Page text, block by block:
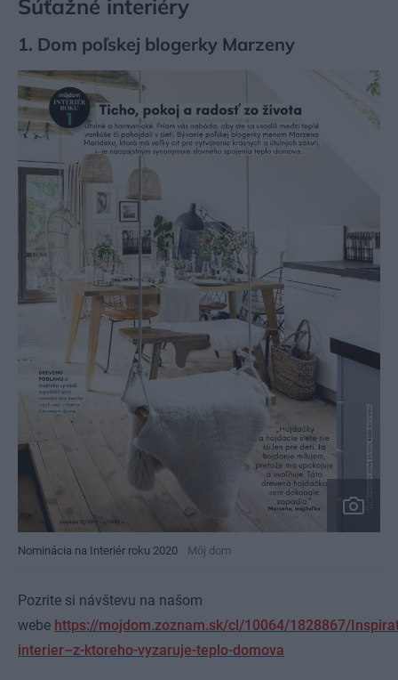
Súťažné interiéry
1. Dom poľskej blogerky Marzeny
Nominácia na Interiér roku 2020 Môj dom
Pozrite si návštevu na našom
webe https://mojdom.zoznam.sk/cl/10064/1828867/
interier–z-ktoreho-vyzaruje-teplo-domova